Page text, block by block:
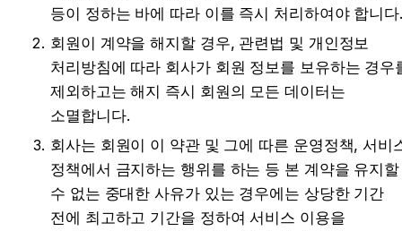
등이 정하는 바에 따라 이를 즉시 처리하여야 합니다
회원이 계약을 해지할 경우, 관련법 및 개인정보
처리방침에 따라 회사가 회원 정보를 보유하는 경우
제외하고는 해지 즉시 회원의 모든 데이터는
소멸합니다.
회사는 회원이 이 약관 및 그에 따른 운영정책, 서비
정책에서 금지하는 행위를 하는 등 본 계약을 유지할
수 없는 중대한 사유가 있는 경우에는 상당한 기간
전에 최고하고 기간을 정하여 서비스 이용을